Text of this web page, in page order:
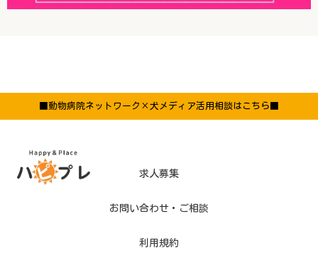
■動物病院ネットワーク×犬メディア活用相談はこちら■
求人募集
お問い合わせ・ご相談
利用規約